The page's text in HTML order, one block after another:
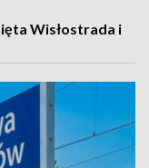
Wisłostrada i